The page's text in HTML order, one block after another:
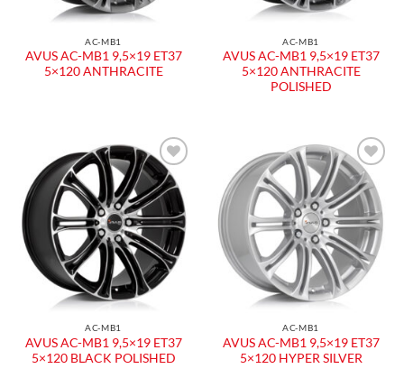
AC-MB1
AVUS AC-MB1 9,5×19 ET37
5×120 ANTHRACITE
AC-MB1
AVUS AC-MB1 9,5×19 ET37
5×120 ANTHRACITE
POLISHED
Aggiungi
alla lista
dei
desideri
AC-MB1
AVUS AC-MB1 9,5×19 ET37
5×120 BLACK POLISHED
Aggiungi
alla lista
dei
desideri
AC-MB1
AVUS AC-MB1 9,5×19 ET37
5×120 HYPER SILVER